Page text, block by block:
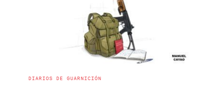
DIARIOS DE GUARNICIÓN